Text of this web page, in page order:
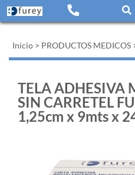
Inicio > PRODUCTOS MEDICOS
TELA ADHESIVA
SIN CARRETEL
1,25cm x 9mts x